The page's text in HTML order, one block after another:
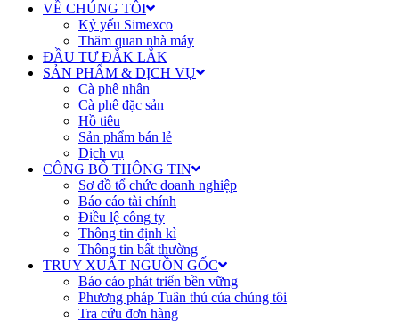
VỀ CHÚNG TÔI
Kỷ yếu Simexco
Thăm quan nhà máy
ĐẦU TƯ ĐẮK LẮK
SẢN PHẨM & DỊCH VỤ
Cà phê nhân
Cà phê đặc sản
Hồ tiêu
Sản phẩm bán lẻ
Dịch vụ
CÔNG BỐ THÔNG TIN
Sơ đồ tổ chức doanh nghiệp
Báo cáo tài chính
Điều lệ công ty
Thông tin định kì
Thông tin bất thường
TRUY XUẤT NGUỒN GỐC
Báo cáo phát triển bền vững
Phương pháp Tuân thủ của chúng tôi
Tra cứu đơn hàng